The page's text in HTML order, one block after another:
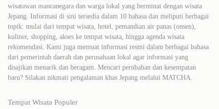
wisatawan mancanegara dan warga lokal yang berminat dengan wisata
Jepang. Informasi di sini tersedia dalam 10 bahasa dan meliputi berbagai
topik: mulai dari tempat wisata, hotel, pemandian air panas (onsen),
kuliner, shopping, akses ke tempat wisata, hingga agenda wisata
rekomendasi. Kami juga memuat informasi resmi dalam berbagai bahasa
dari pemerintah daerah dan perusahaan lokal agar informasi yang
disajikan menarik dan beragam. Mencari perubahan dan kesempatan
baru? Silakan nikmati pengalaman khas Jepang melalui MATCHA.
Tempat Wisata Populer